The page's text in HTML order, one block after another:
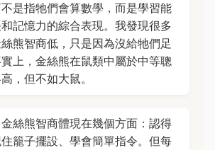
是指牠們會算數學，而是學習能
記憶力的綜合表現。我發現很多
熊智商低，只是因為沒給牠們足
上，金絲熊在鼠類中屬於中等聰
，但不如大鼠。
絲熊智商體現在幾個方面：認得
籠子擺設、學會簡單指令。但每